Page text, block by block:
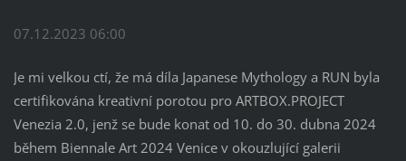
07.12.2023 06:00
Je mi velkou ctí, že má díla Japanese Mythology a RUN byla
certifikována kreativní porotou pro ARTBOX.PROJECT
Venezia 2.0, jenž se bude konat od 10. do 30. dubna 2024
během Biennale Art 2024 Venice v okouzlující galerii